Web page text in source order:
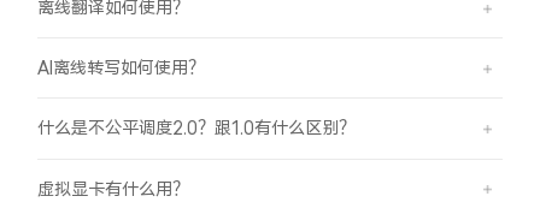
离线翻译如何使用？
AI离线转写如何使用？
什么是不公平调度2.0？跟1.0有什么区别？
虚拟显卡有什么用？